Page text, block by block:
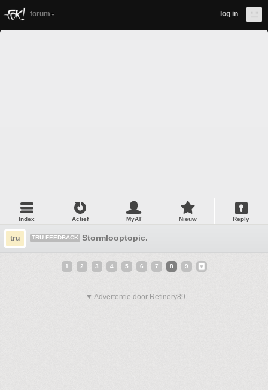
forum log in
Index Actief MyAT Nieuw Reply
tru TRU FEEDBACK Stormlooptopic.
1 2 3 4 5 6 7 8 9
▼ Advertentie door Refinery89